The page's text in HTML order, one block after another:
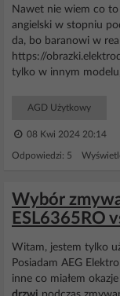
Nawet nie wiem co to
angielski w stopniu
da, bo baranowi w
https://
tylko w innym
AGD Użytkowy
08 Kwi 2024 20:14
Odpowiedzi: 5
Wybór
ESL6365RO
Witam, jestem tylko
Posiadam AEG
inne co miałem